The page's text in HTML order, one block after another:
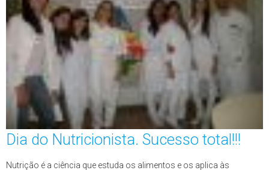
Dia do Nutricionista. Sucesso total!!!
Nutrição é a ciência que estuda os alimentos e os aplica às